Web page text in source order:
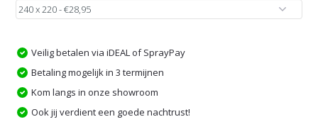
Veilig betalen via iDEAL of SprayPay
Betaling mogelijk in 3 termijnen
Kom langs in onze showroom
Ook jij verdient een goede nachtrust!